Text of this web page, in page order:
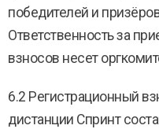
победителей и
Ответственность за
взносов несет
6.2 Регистрационный
дистанции Спринт